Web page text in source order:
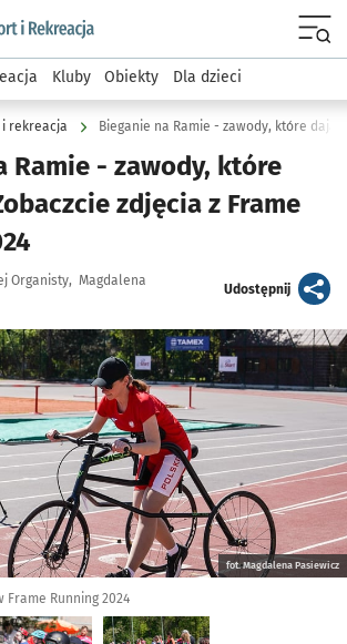
wroclaw.pl podserwis: Sport i rekreacja
Kluby Obiekty Dla dzieci
rekreacja
Ramie - zawody, które
zdjęcia z Frame
Organisty
Magdalena
Udostępnijartykuł
galerię
fot. Magdalena Pasiewicz
Frame Running 2024